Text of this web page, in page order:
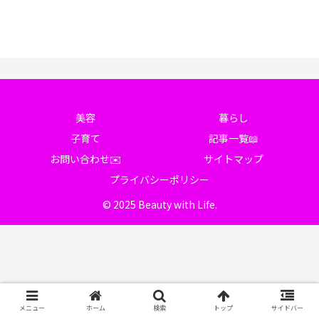
美容
暮らし
子育て
記事一覧📖
お問い合わせ✉️
サイトマップ
プライバシーポリシー
© 2025 Beauty with Life.
メニュー ホーム 検索 トップ サイドバー